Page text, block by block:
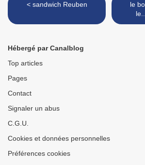
< sandwich Reuben
le
Hébergé par Canalblog
Top articles
Pages
Contact
Signaler un abus
C.G.U.
Cookies et données personnelles
Préférences cookies